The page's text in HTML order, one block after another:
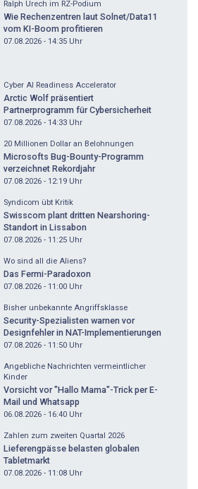
Ralph Urech im RZ-Podium
Wie Rechenzentren laut Solnet/Data11
vom KI-Boom profitieren
07.08.2026 - 14:35 Uhr
Cyber AI Readiness Accelerator
Arctic Wolf präsentiert
Partnerprogramm für Cybersicherheit
07.08.2026 - 14:33 Uhr
20 Millionen Dollar an Belohnungen
Microsofts Bug-Bounty-Programm
verzeichnet Rekordjahr
07.08.2026 - 12:19 Uhr
Syndicom übt Kritik
Swisscom plant dritten Nearshoring-
Standort in Lissabon
07.08.2026 - 11:25 Uhr
Wo sind all die Aliens?
Das Fermi-Paradoxon
07.08.2026 - 11:00 Uhr
Bisher unbekannte Angriffsklasse
Security-Spezialisten warnen vor
Designfehler in NAT-Implementierungen
07.08.2026 - 11:50 Uhr
Angebliche Nachrichten vermeintlicher
Kinder
Vorsicht vor "Hallo Mama"-Trick per E-
Mail und Whatsapp
06.08.2026 - 16:40 Uhr
Zahlen zum zweiten Quartal 2026
Lieferengpässe belasten globalen
Tabletmarkt
07.08.2026 - 11:08 Uhr